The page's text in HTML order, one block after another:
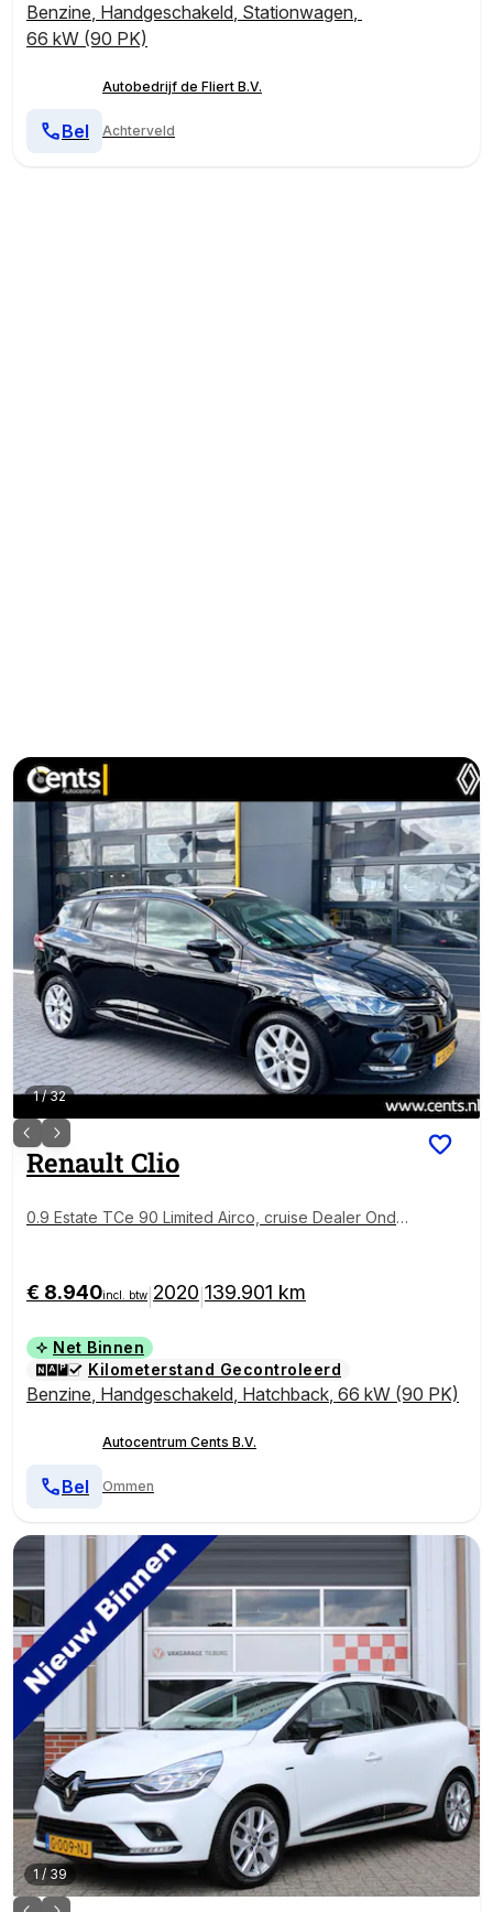
Benzine, Handgeschakeld, Stationwagen,
66 kW (90 PK)
Autobedrijf de Fliert B.V.
Achterveld
Bel
1/32
Renault Clio
0.9 Estate TCe 90 Limited Airco, cruise Dealer Onder
€ 8.940incl. btw 2020 139.901 km
Net Binnen
Kilometerstand Gecontroleerd
Benzine, Handgeschakeld, Hatchback, 66 kW (90 PK)
Autocentrum Cents B.V.
Ommen
Bel
1 /39